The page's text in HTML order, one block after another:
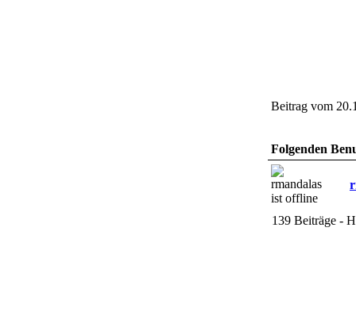
Beitrag vom
Folgenden
139 Beiträge -